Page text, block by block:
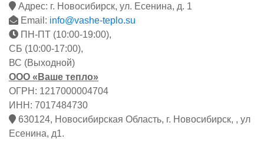
Адрес: г. Новосибирск, ул. Есенина, д. 1
Email: info@vashe-teplo.su
ПН-ПТ (10:00-19:00),
СБ (10:00-17:00),
ВС (Выходной)
ООО «Ваше тепло»
ОГРН: 1217000004704
ИНН: 7017484730
630124, Новосибирская Область, г. Новосибирск, , ул
Есенина, д1.